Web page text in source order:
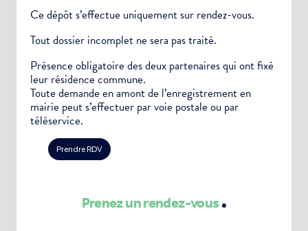
Ce dépôt s’effectue uniquement sur rendez-vous.
Tout dossier incomplet ne sera pas traité.
Présence obligatoire des deux partenaires qui ont fixé
leur résidence commune.
Toute demande en amont de l’enregistrement en
mairie peut s’effectuer par voie postale ou par
téléservice.